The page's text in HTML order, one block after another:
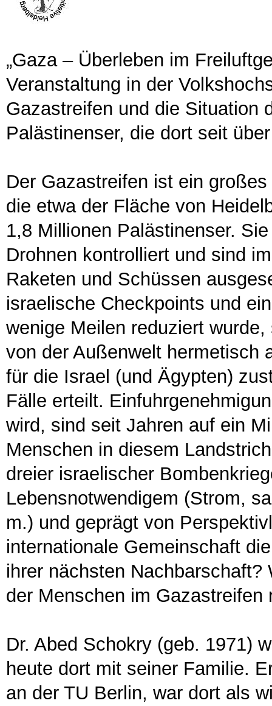
„Gaza – Überleben im
Veranstaltung in der
Gazastreifen und die Situation
Palästinenser, die dort seit
Der Gazastreifen ist ein
die etwa der Fläche von
1,8 Millionen Palästinenser.
Drohnen kontrolliert und sind
Raketen und Schüssen
israelische Checkpoints und
wenige Meilen reduziert
von der Außenwelt hermetisch
für die Israel (und Ägypten)
Fälle erteilt.
wird, sind seit Jahren auf ein
Menschen in diesem
dreier israelischer
Lebensnotwendigem (Strom,
m.) und geprägt von
internationale Gemeinschaft
ihrer nächsten
der Menschen im Gazastreifen
Dr. Abed Schokry (geb. 1971)
heute dort mit seiner Familie.
an der TU Berlin, war dort als